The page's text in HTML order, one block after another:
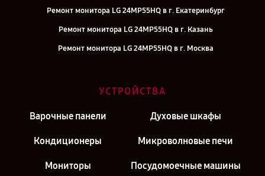
Ремонт монитора LG 24MP55HQ в г. Екатеринбург
Ремонт монитора LG 24MP55HQ в г. Казань
Ремонт монитора LG 24MP55HQ в г. Москва
УСТРОЙСТВА
Варочные панели Духовые шкафы
Кондиционеры Микроволновые печи
Мониторы Посудомоечные машины